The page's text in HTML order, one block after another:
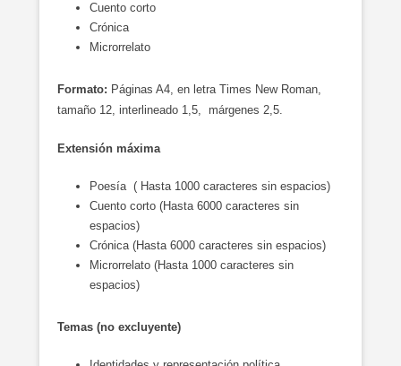
Cuento corto
Crónica
Microrrelato
Formato: Páginas A4, en letra Times New Roman,
tamaño 12, interlineado 1,5, márgenes 2,5.
Extensión máxima
Poesía ( Hasta 1000 caracteres sin espacios)
Cuento corto (Hasta 6000 caracteres sin
espacios)
Crónica (Hasta 6000 caracteres sin espacios)
Microrrelato (Hasta 1000 caracteres sin
espacios)
Temas (no excluyente)